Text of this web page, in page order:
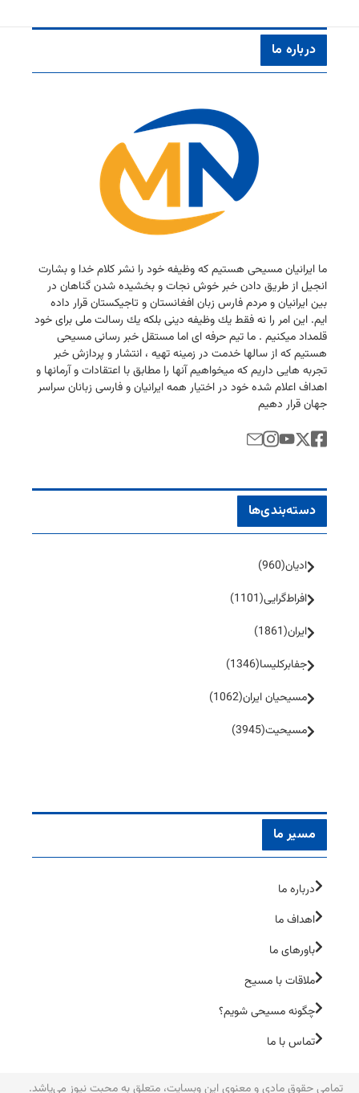
درباره ما
ما ایرانیان مسیحی هستیم كه وظیفه خود را نشر كلام خدا و بشارت
انجیل از طریق دادن خبر خوش نجات و بخشیده شدن گناهان در
بین ایرانیان و مردم فارس زبان افغانستان و تاجیكستان قرار داده
ایم. این امر را نه فقط یك وظیفه دینی بلكه یك رسالت ملی برای خود
قلمداد میكنیم . ما تیم حرفه ای اما مستقل خبر رسانی مسیحی
هستیم كه از سالها خدمت در زمینه تهیه ، انتشار و پردازش خبر
تجربه هایی داریم كه میخواهیم آنها را مطابق با اعتقادات و آرمانها و
اهداف اعلام شده خود در اختیار همه ایرانیان و فارسی زبانان سراسر
جهان قرار دهیم
دسته‌بندی‌ها
ادیان(960)
افراط‌گرایی(1101)
ایران(1861)
جفا‌بر‌کلیسا(1346)
مسیحیان ایران(1062)
مسیحیت(3945)
مسیر ما
درباره ما
اهداف ما
باورهای ما
ملاقات با مسیح
چگونه مسیحی شویم؟
تماس با ما
تمامی حقوق مادی و معنوی این وبسایت، متعلق به محبت نیوز می‌یاشد.